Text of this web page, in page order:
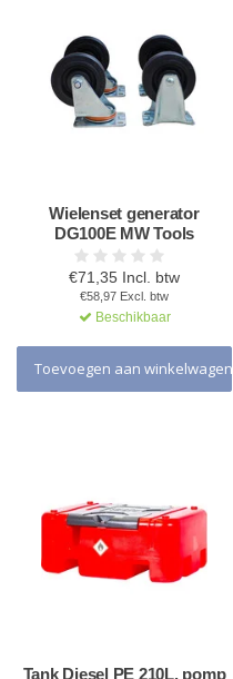
Wielenset generator
DG100E MW Tools
€71,35 Incl. btw
€58,97 Excl. btw
Beschikbaar
Toevoegen aan winkelwagen
Tank Diesel PE 210L, pomp